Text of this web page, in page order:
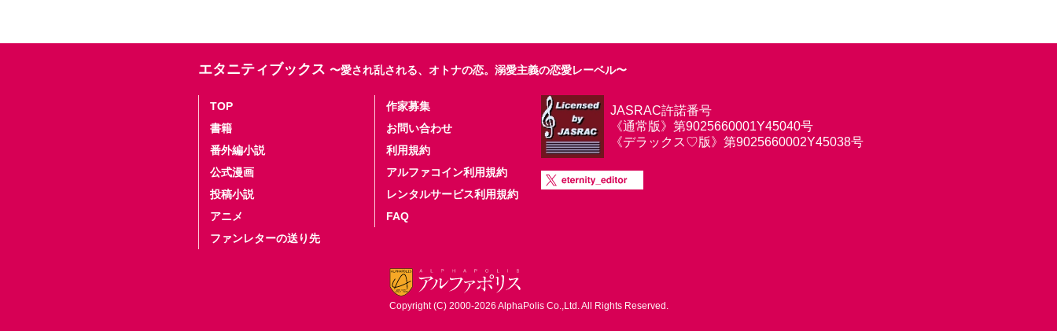
エタニティブックス 〜愛され乱される、オトナの恋。溺愛主義の恋愛レーベル〜
TOP
書籍
番外編小説
公式漫画
投稿小説
アニメ
ファンレターの送り先
作家募集
お問い合わせ
利用規約
アルファコイン利用規約
レンタルサービス利用規約
FAQ
JASRAC許諾番号
《通常版》第9025660001Y45040号
《デラックス♡版》第9025660002Y45038号
Copyright (C) 2000-2026 AlphaPolis Co.,Ltd. All Rights Reserved.